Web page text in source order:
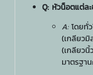
Q: หัวน็อตแต่ละ
A:โดยทั่ว
(เกลียว
(เกลียวนิ้
มาตรฐา